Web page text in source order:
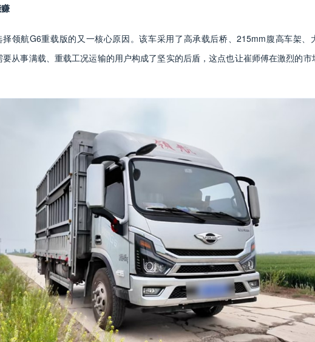
择领航G6重载版的又一核心原因。该车采用了高承载后桥、215mm腹高车架、
从事满载、重载工况运输的用户构成了坚实的后盾，这点也让崔师傅在激烈的市